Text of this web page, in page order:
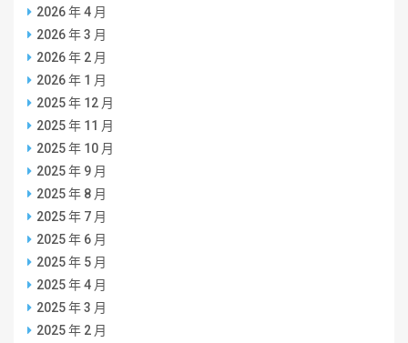
2026 年 4 月
2026 年 3 月
2026 年 2 月
2026 年 1 月
2025 年 12 月
2025 年 11 月
2025 年 10 月
2025 年 9 月
2025 年 8 月
2025 年 7 月
2025 年 6 月
2025 年 5 月
2025 年 4 月
2025 年 3 月
2025 年 2 月